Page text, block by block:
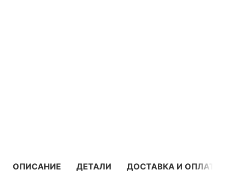
ОПИСАНИЕ ДЕТАЛИ
ДОСТАВКА И ОПЛАТА